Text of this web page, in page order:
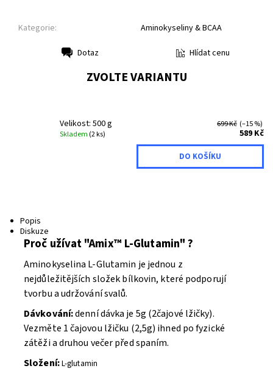
Kategorie: Aminokyseliny & BCAA
Dotaz Hlídat cenu
ZVOLTE VARIANTU
Velikost: 500 g
Skladem (2 ks)
699 Kč (–15 %)
589 Kč
Popis
Diskuze
Proč užívat "Amix™ L-Glutamin" ?
Aminokyselina L-Glutamin je jednou z
nejdůležitějších složek bílkovin, které podporují
tvorbu a udržování svalů.
Dávkování:denní dávka je 5g (2čajové lžičky).
Vezměte 1 čajovou lžičku (2,5g) ihned po fyzické
zátěži a druhou večer před spaním.
Složení:L-glutamin